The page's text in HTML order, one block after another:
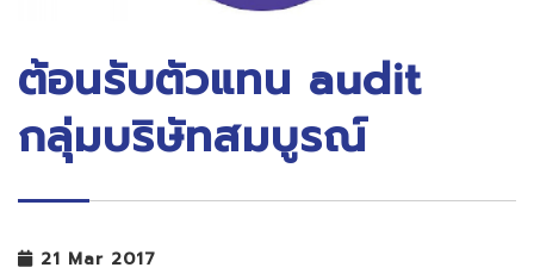
ต้อนรับตัวแทน audit
กลุ่มบริษัทสมบูรณ์
21 Mar 2017